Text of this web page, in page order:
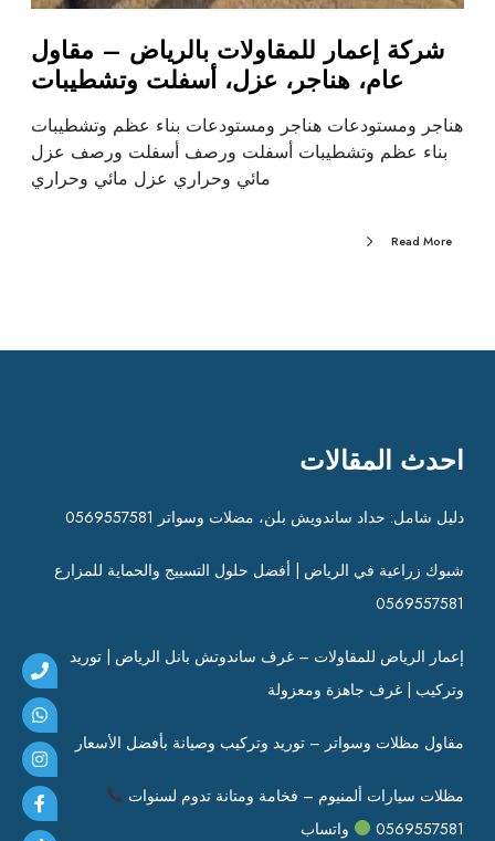
شركة إعمار للمقاولات بالرياض – مقاول
عام، هناجر، عزل، أسفلت وتشطيبات
هناجر ومستودعات هناجر ومستودعات بناء عظم وتشطيبات
بناء عظم وتشطيبات أسفلت ورصف أسفلت ورصف عزل
مائي وحراري عزل مائي وحراري
Read More
احدث المقالات
دليل شامل: حداد ساندويش بلن، مضلات وسواتر 0569557581
شبوك زراعية في الرياض | أفضل حلول التسييج والحماية للمزارع
0569557581
إعمار الرياض للمقاولات – غرف ساندوتش بانل الرياض | توريد
وتركيب | غرف جاهزة ومعزولة
مقاول مظلات وسواتر – توريد وتركيب وصيانة بأفضل الأسعار
مظلات سيارات ألمنيوم – فخامة ومتانة تدوم لسنوات
0569557581
واتساب